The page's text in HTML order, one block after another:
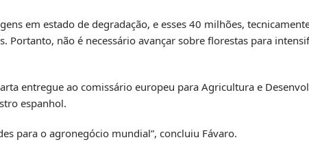
em estado de degradação, e esses 40 milhões,
Portanto, não é necessário avançar sobre florestas para
entregue ao comissário europeu para Agricultura e
espanhol.
para o agronegócio mundial”, concluiu Fávaro.